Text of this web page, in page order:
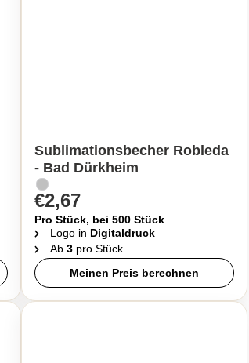
Sublimationsbecher Robleda
- Bad Dürkheim
€2,67
Pro Stück, bei 500 Stück
Logo in Digitaldruck
Ab 3pro Stück
Meinen Preis berechnen